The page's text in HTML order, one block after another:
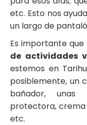
etc. Esto nos
un largo de
Es importante que
de actividades
estemos en
posiblemente, un
bañador, unas
protectora, crema
etc.